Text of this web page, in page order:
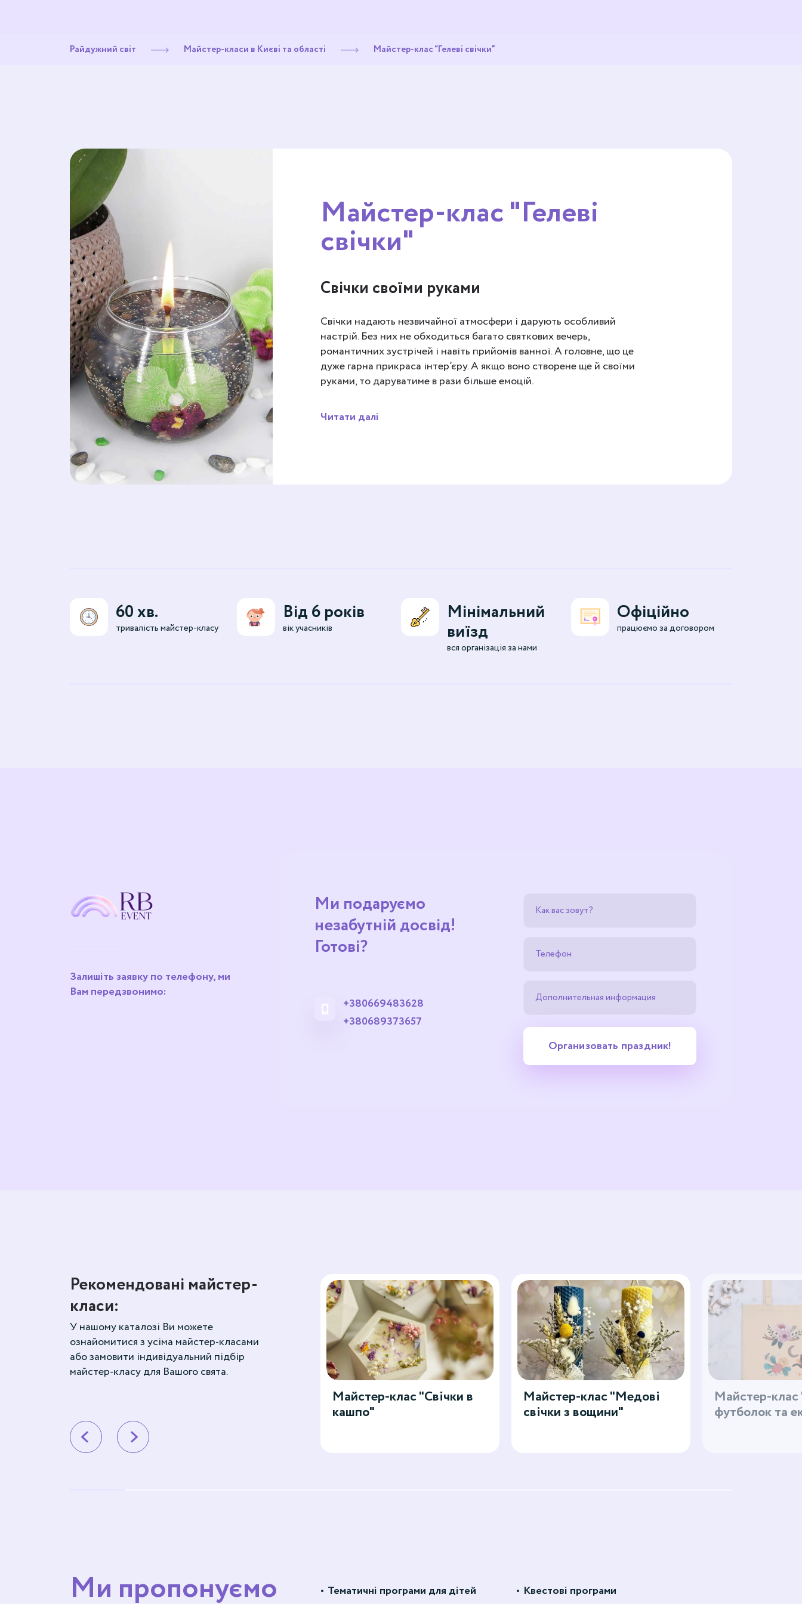
Райдужний світ Майстер-класи в Києві та області Майстер-клас “Гелеві свічки”
Майстер-клас "Гелеві
свічки"
Свічки своїми руками
Свічки надають незвичайної атмосфери і дарують особливий
настрій. Без них не обходиться багато святкових вечерь,
романтичних зустрічей і навіть прийомів ванної. А головне, що це
дуже гарна прикраса інтер’єру. А якщо воно створене ще й своїми
руками, то даруватиме в рази більше емоцій.
Читати далі
60 хв.
тривалість майстер-класу
Від 6 років
вік учасників
Мінімальний
виїзд
вся організація за нами
Офіційно
працюємо за договором
Залишіть заявку по телефону, ми
Вам передзвонимо:
Ми подаруємо
незабутній досвід!
Готові?
+380669483628
+380689373657
Рекомендовані майстер-
класи:
У нашому каталозі Ви можете
ознайомитися з усіма майстер-класами
або замовити індивідуальний підбір
майстер-класу для Вашого свята.
Майстер-клас "Свічки в
кашпо"
Майстер-клас "Медові
свічки з вощини"
Майстер-клас
футболок та
Ми пропонуємо Тематичні програми для дітей Квестові програми